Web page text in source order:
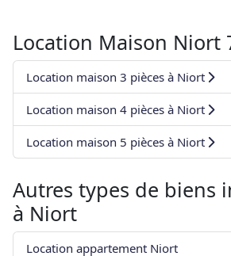
Location Maison Niort
Location maison 3 pièces à Niort
Location maison 4 pièces à Niort
Location maison 5 pièces à Niort
Autres types de biens
à Niort
Location appartement Niort